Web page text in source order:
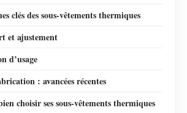
clés des sous-vêtements thermiques
et ajustement
d’usage
: avancées récentes
choisir ses sous-vêtements thermiques